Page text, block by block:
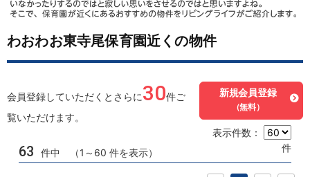
わおわお東寺尾保育園近くの物件
会員登録していただくとさらに30件ご
覧いただけます。
新規会員登録
（無料）
63 件中 （1～60 件を表示）
表示件数：
件